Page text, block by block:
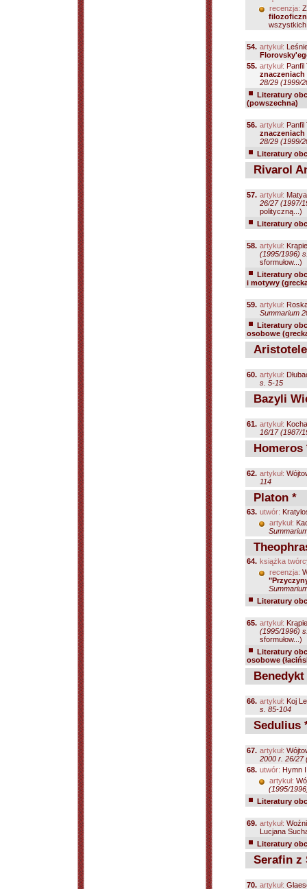
recenzja:
wszystkich
54. artykuł:
55. artykuł:
28/29 (1999/
Literatury
(powszechna)
56. artykuł:
28/29 (1999/
Literatury
Rivarol
57. artykuł:
26/27 (1997/
polityczną...)
Literatury
58. artykuł:
(1995/1996)
sformułow...)
Literatury
i motywy
59. artykuł:
Summarium
Literatury
osobowe
60. artykuł:
s. 5-15
Bazyli
61. artykuł:
16/17 (1987/
Homeros
62. artykuł:
114
Platon *
63. utwór:
artykuł:
64. książka
recenzja:
Literatury
65. artykuł:
(1995/1996)
sformułow...)
Literatury
osobowe
66. artykuł: Koj
s. 85-104
Sedulius
67. artykuł:
2000 r. 26/27
68. utwór: Hymn
artykuł:
(1995/
Literatury
69. artykuł:
Lucjana
Literatury
Serafin z
70. artykuł: